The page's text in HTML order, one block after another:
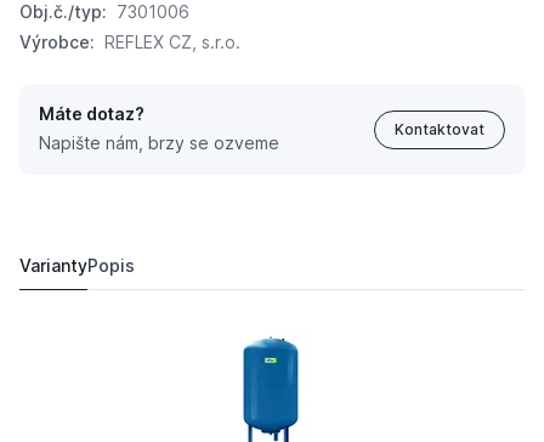
Obj.č./typ: 7301006
Výrobce: REFLEX CZ, s.r.o.
Máte dotaz?
Napište nám, brzy se ozveme
Kontaktovat
VariantyPopis